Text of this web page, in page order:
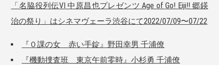
「名脇役列伝VI 中原昌也プレゼンツ Age of Go! Eiji!! 郷鍈
治の祭り」はシネマヴェーラ渋谷にて2022/07/09〜07/22
『０課の女 赤い手錠』野田幸男 千浦僚
『機動捜査班 東京午前零時』小杉勇 千浦僚